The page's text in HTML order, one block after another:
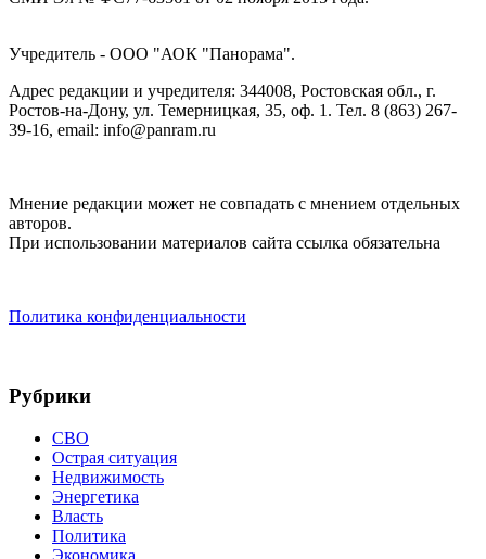
Учредитель - ООО "АОК "Панорама".
Адрес редакции и учредителя: 344008, Ростовская обл., г.
Ростов-на-Дону, ул. Темерницкая, 35, оф. 1. Тел. 8 (863) 267-
39-16, email: info@panram.ru
Мнение редакции может не совпадать с мнением отдельных
авторов.
При использовании материалов сайта ссылка обязательна
Политика конфиденциальности
Рубрики
СВО
Острая ситуация
Недвижимость
Энергетика
Власть
Политика
Экономика